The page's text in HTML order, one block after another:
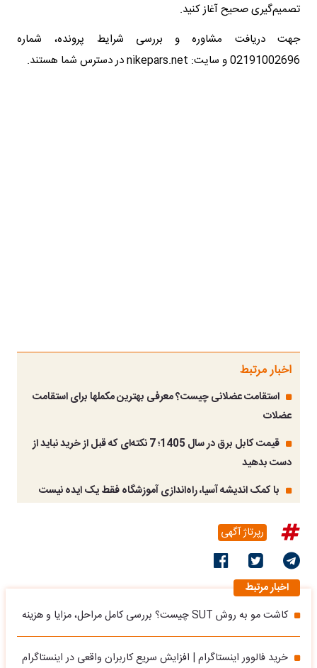
تصمیم‌گیری صحیح آغاز کنید.
جهت دریافت مشاوره و بررسی شرایط پرونده، شماره
02191002696 و سایت: nikepars.net در دسترس شما هستند.
اخبار مرتبط
استقامت عضلانی چیست؟ معرفی بهترین مکملها برای استقامت
عضلات
قیمت کابل برق در سال 1405؛ 7 نکته‌ای که قبل از خرید نباید از
دست بدهید
با کمک اندیشه آسیا، راه‌اندازی آموزشگاه فقط یک ایده نیست
رپرتاژ آگهی
اخبار مرتبط
کاشت مو به روش SUT چیست؟ بررسی کامل مراحل، مزایا و هزینه
خرید فالوور اینستاگرام | افزایش سریع کاربران واقعی در اینستاگرام